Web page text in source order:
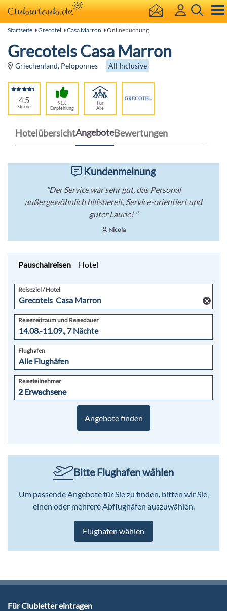
Startseite Grecotel Casa Marron Onlinebuchung
Grecotels Casa Marron
Griechenland, Peloponnes All Inclusive
4.5
Sterne
91%
Empfehlung
Für
Alle
HotelübersichtAngeboteBewertungen
Kundenmeinung
"Der Service war sehr gut, das Personal
außergewöhnlich hilfsbereit, Service-orientiert und
guter Laune! "
Nicola
Pauschalreisen Hotel
Reiseziel / Hotel
Reisezeitraum und Reisedauer
Flughafen
Reiseteilnehmer
2 Erwachsene
2 Erwachsene
Angebote finden
Bitte Flughafen wählen
Um passende Angebote für Sie zu finden, bitten wir Sie,
einen oder mehrere Abflughäfen auszuwählen.
Flughafen wählen
Für Clubletter eintragen